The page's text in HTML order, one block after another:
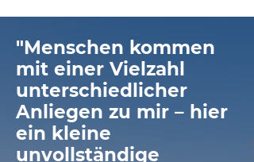
"Menschen kommen
mit einer Vielzahl
unterschiedlicher
Anliegen zu mir – hier
ein kleine
unvollständige